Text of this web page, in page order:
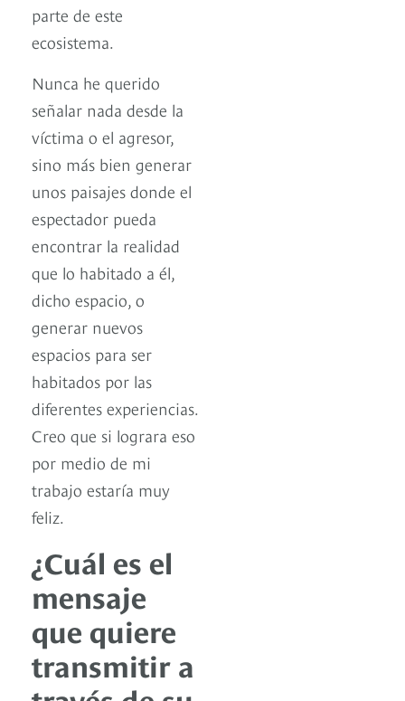
parte de este
ecosistema.
Nunca he querido
señalar nada desde la
víctima o el agresor,
sino más bien generar
unos paisajes donde el
espectador pueda
encontrar la realidad
que lo habitado a él,
dicho espacio, o
generar nuevos
espacios para ser
habitados por las
diferentes experiencias.
Creo que si lograra eso
por medio de mi
trabajo estaría muy
feliz.
¿Cuál es el
mensaje
que quiere
transmitir a